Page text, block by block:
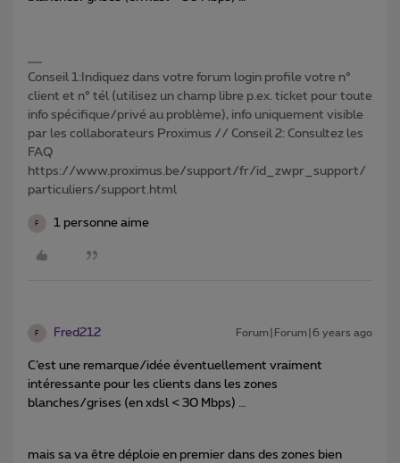
Conseil 1:Indiquez dans votre forum login profile votre n°
client et n° tél (utilisez un champ libre p.ex. ticket pour toute
info spécifique/privé au problème), info uniquement visible
par les collaborateurs Proximus // Conseil 2: Consultez les
FAQ
https://www.proximus.be/support/fr/id_zwpr_support/
particuliers/support.html
F 1 personne aime
F Fred212 Forum|Forum|6 years ago
C’est une remarque/idée éventuellement vraiment
intéressante pour les clients dans les zones
blanches/grises (en xdsl < 30 Mbps) …
mais sa va être déploie en premier dans des zones bien